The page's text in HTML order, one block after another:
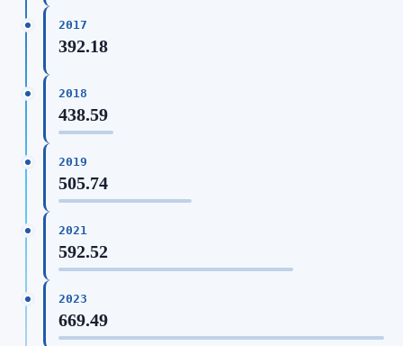
2017
392.18
2018
438.59
2019
505.74
2021
592.52
2023
669.49